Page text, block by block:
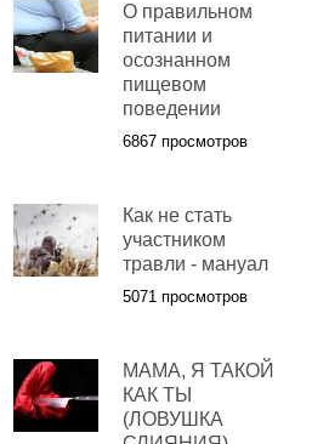
О правильном
питании и
осознанном
пищевом
поведении
6867 просмотров
Как не стать
участником
травли - мануал
5071 просмотров
МАМА, Я ТАКОЙ
КАК ТЫ
(ЛОВУШКА